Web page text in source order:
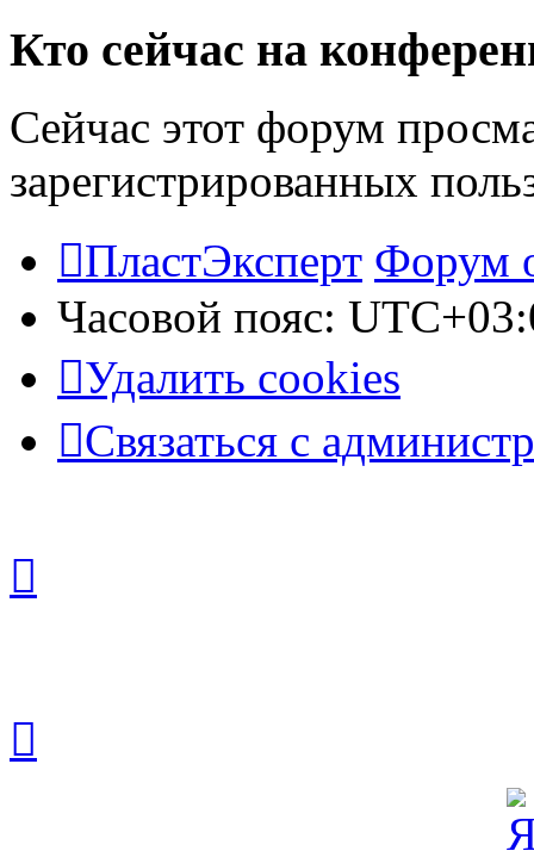
Кто сейчас на
Сейчас этот форум
зарегистрированных
ПластЭксперт Форум
Часовой пояс:
Удалить cookies
Связаться с